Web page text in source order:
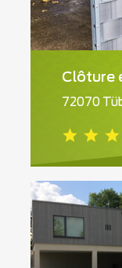
Clôture
72070